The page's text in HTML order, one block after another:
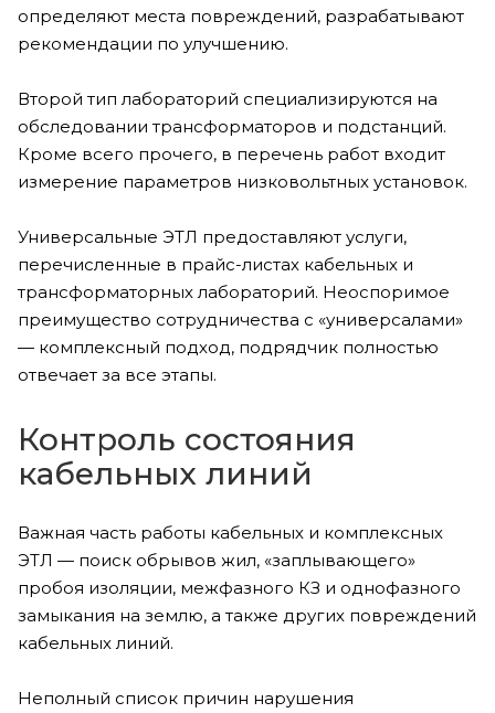
определяют места повреждений, разрабатывают
рекомендации по улучшению.
Второй тип лабораторий специализируются на
обследовании трансформаторов и подстанций.
Кроме всего прочего, в перечень работ входит
измерение параметров низковольтных установок.
Универсальные ЭТЛ предоставляют услуги,
перечисленные в прайс-листах кабельных и
трансформаторных лабораторий. Неоспоримое
преимущество сотрудничества с «универсалами»
— комплексный подход, подрядчик полностью
отвечает за все этапы.
Контроль состояния
кабельных линий
Важная часть работы кабельных и комплексных
ЭТЛ — поиск обрывов жил, «заплывающего»
пробоя изоляции, межфазного КЗ и однофазного
замыкания на землю, а также других повреждений
кабельных линий.
Неполный список причин нарушения